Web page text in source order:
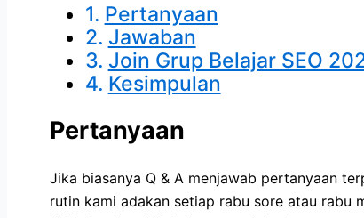
Pertanyaan
Jawaban
Join Grup Belajar SEO
Kesimpulan
Pertanyaan
Jika biasanya Q & A menjawab pertanyaan
rutin kami adakan setiap rabu sore atau rabu